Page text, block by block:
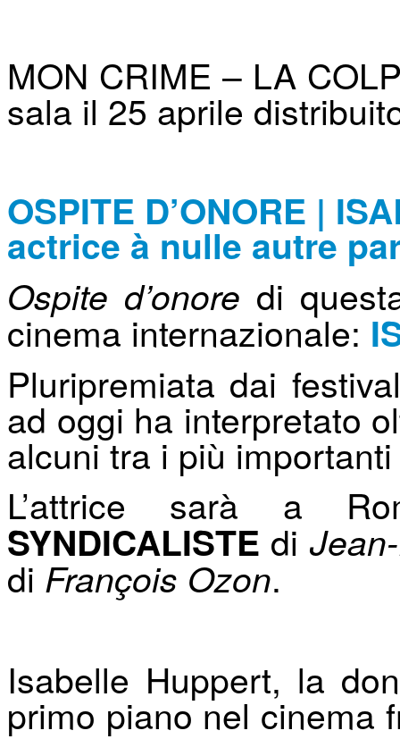
MON CRIME – LA
sala il 25 aprile
OSPITE D’ONORE |
actrice à nulle autre
Ospite d’onore di
cinema internazionale:
Pluripremiata dai
ad oggi ha interpretato
alcuni tra i più
L’attrice sarà a
SYNDICALISTE di
di François Ozon.
Isabelle Huppert, la
primo piano nel cinema